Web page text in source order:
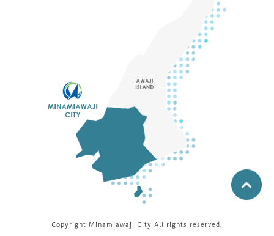
Copyright Minamiawaji City All rights reserved.